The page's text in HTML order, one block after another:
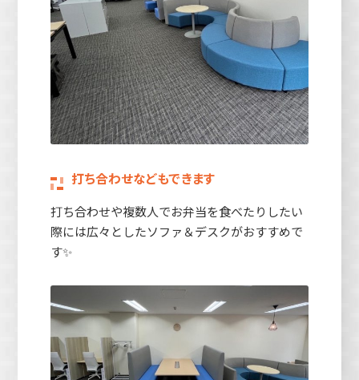
打ち合わせなどもできます
打ち合わせや複数人でお弁当を食べたりしたい
際には広々としたソファ＆デスクがおすすめで
す✨